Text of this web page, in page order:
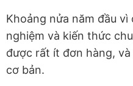
Khoảng nửa năm đầu
nghiệm và kiến thức
được rất ít đơn hàng,
cơ bản.